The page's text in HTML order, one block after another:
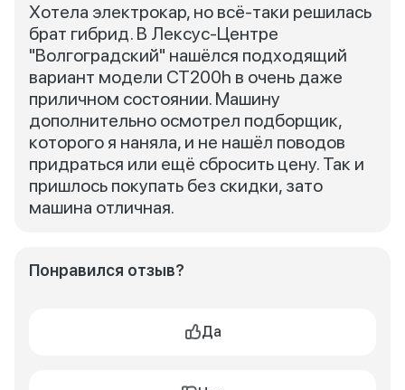
Хотела электрокар, но всё-таки решилась
брат гибрид. В Лексус-Центре
"Волгоградский" нашёлся подходящий
вариант модели CT200h в очень даже
приличном состоянии. Машину
дополнительно осмотрел подборщик,
которого я наняла, и не нашёл поводов
придраться или ещё сбросить цену. Так и
пришлось покупать без скидки, зато
машина отличная.
Понравился отзыв?
Да